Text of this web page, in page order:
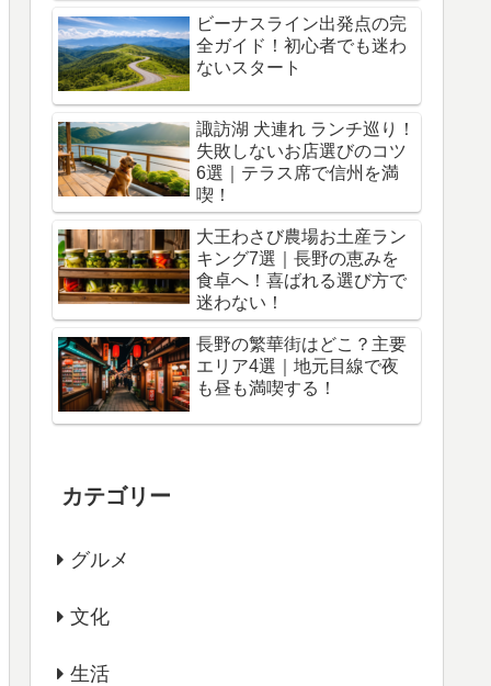
ビーナスライン出発点の完
全ガイド！初心者でも迷わ
ないスタート
諏訪湖 犬連れ ランチ巡り！
失敗しないお店選びのコツ
6選｜テラス席で信州を満
喫！
大王わさび農場お土産ラン
キング7選｜長野の恵みを
食卓へ！喜ばれる選び方で
迷わない！
長野の繁華街はどこ？主要
エリア4選｜地元目線で夜
も昼も満喫する！
カテゴリー
グルメ
文化
生活